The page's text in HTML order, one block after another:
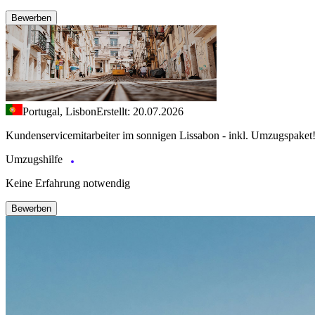
Bewerben
Portugal, LisbonErstellt: 20.07.2026
Kundenservicemitarbeiter im sonnigen Lissabon - inkl. Umzugspaket!
Umzugshilfe
Keine Erfahrung notwendig
Bewerben